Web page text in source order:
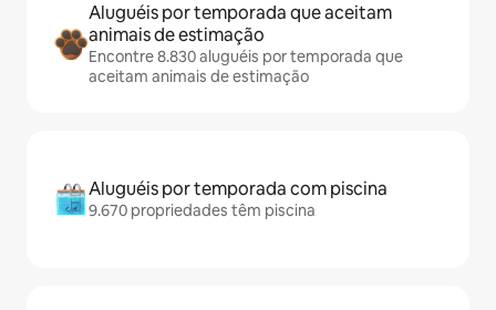
Aluguéis por temporada que aceitam
animais de estimação
Encontre 8.830 aluguéis por temporada que
aceitam animais de estimação
Aluguéis por temporada com piscina
9.670 propriedades têm piscina